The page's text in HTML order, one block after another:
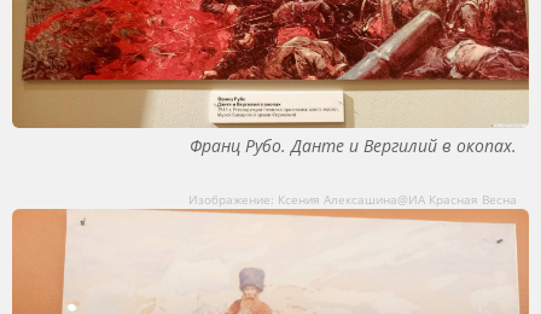
Франц Рубо. Данте и Вергилий в окопах.
Изображение: Ксения Алексашина@ИА Красная Весна